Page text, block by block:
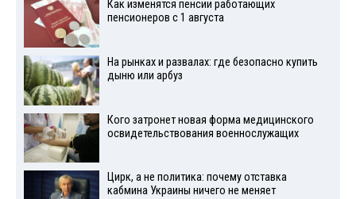
Как изменятся пенсии работающих
пенсионеров с 1 августа
На рынках и развалах: где безопасно купить
дыню или арбуз
Кого затронет новая форма медицинского
освидетельствования военнослужащих
Цирк, а не политика: почему отставка
кабмина Украины ничего не меняет